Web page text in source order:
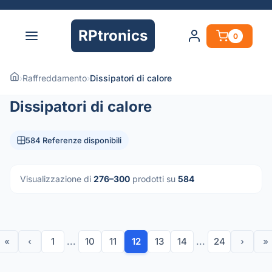
RPtronics 0
›Raffreddamento›Dissipatori di calore
Dissipatori di calore
584 Referenze disponibili
Visualizzazione di 276–300 prodotti su 584
« ‹ 1 ... 10 11 12 13 14 ... 24 › »